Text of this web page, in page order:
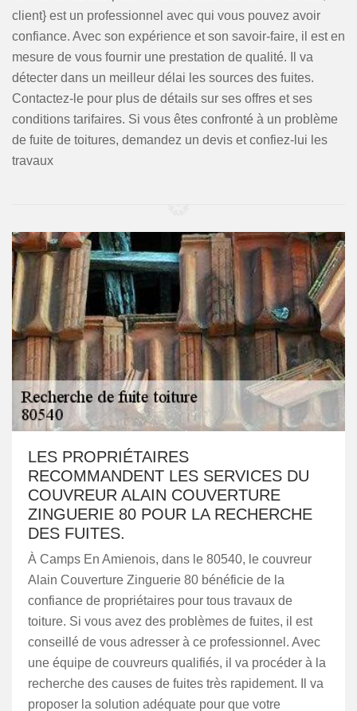
client} est un professionnel avec qui vous pouvez avoir
confiance. Avec son expérience et son savoir-faire, il est en
mesure de vous fournir une prestation de qualité. Il va
détecter dans un meilleur délai les sources des fuites.
Contactez-le pour plus de détails sur ses offres et ses
conditions tarifaires. Si vous êtes confronté à un problème
de fuite de toitures, demandez un devis et confiez-lui les
travaux
LES PROPRIÉTAIRES
RECOMMANDENT LES SERVICES DU
COUVREUR ALAIN COUVERTURE
ZINGUERIE 80 POUR LA RECHERCHE
DES FUITES.
À Camps En Amienois, dans le 80540, le couvreur
Alain Couverture Zinguerie 80 bénéficie de la
confiance de propriétaires pour tous travaux de
toiture. Si vous avez des problèmes de fuites, il est
conseillé de vous adresser à ce professionnel. Avec
une équipe de couvreurs qualifiés, il va procéder à la
recherche des causes de fuites très rapidement. Il va
proposer la solution adéquate pour que votre